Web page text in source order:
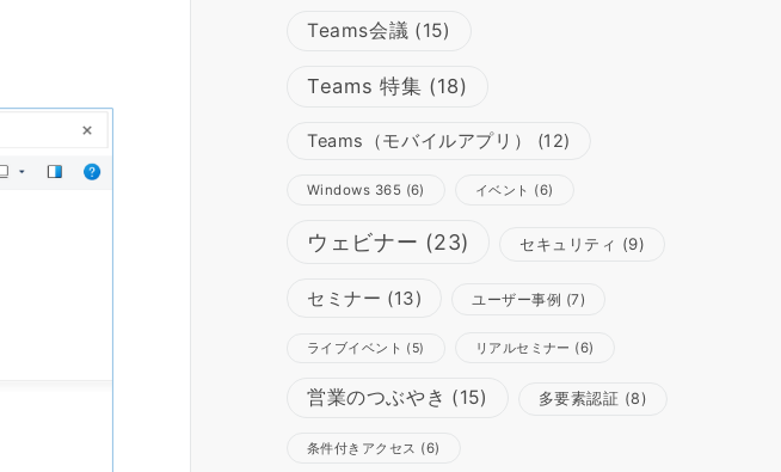
Teams会議 (15)
Teams 特集 (18)
Teams（モバイルアプリ） (12)
Windows 365 (6) イベント (6)
ウェビナー (23) セキュリティ (9)
セミナー (13) ユーザー事例 (7)
ライブイベント (5) リアルセミナー (6)
営業のつぶやき (15) 多要素認証 (8)
条件付きアクセス (6)